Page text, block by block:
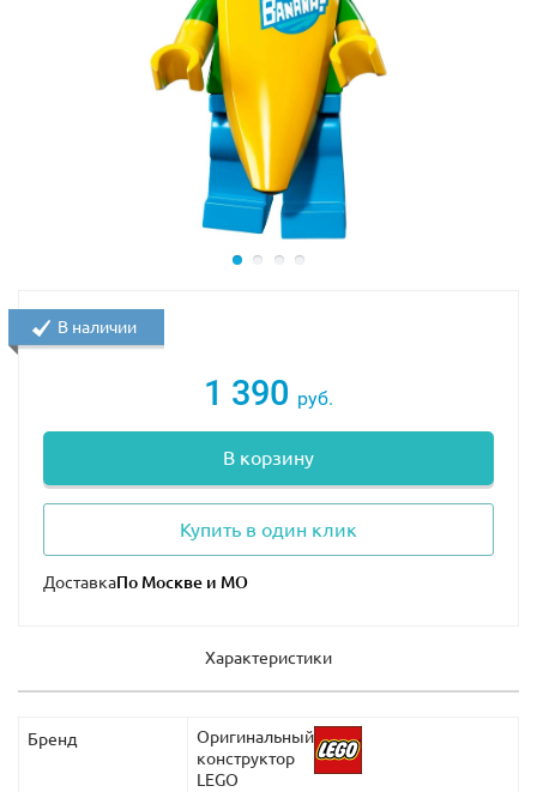
1 390 руб.
В корзину
Купить в один клик
Доставка
В наличии
Характеристики
Бренд
Оригинальный
конструктор
LEGO